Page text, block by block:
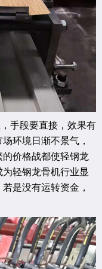
手段要直接，效果有
环境日渐不景气，
价格战都使轻钢龙
轻钢龙骨机行业显
是没有运转资金，